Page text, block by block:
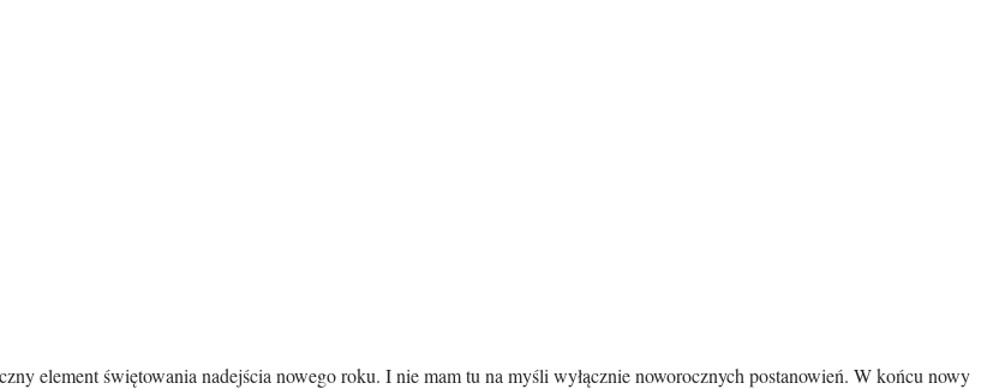
element świętowania nadejścia nowego roku. I nie mam tu na myśli wyłącznie noworocznych postanowień. W końcu nowy